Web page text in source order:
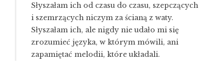
Słyszałam ich od czasu do czasu, szepczących
i szemrzących niczym za ścianą z waty.
Słyszałam ich, ale nigdy nie udało mi się
zrozumieć języka, w którym mówili, ani
zapamiętać melodii, które układali.